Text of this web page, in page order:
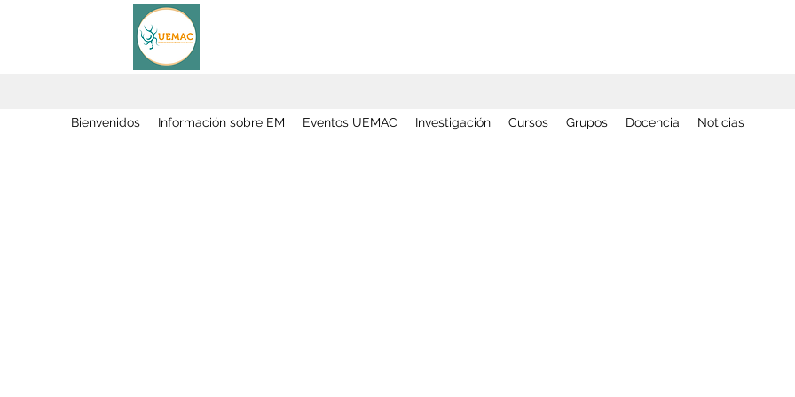
Bienvenidos Información sobre EM Eventos UEMAC Investigación Cursos Grupos Docencia Noticias